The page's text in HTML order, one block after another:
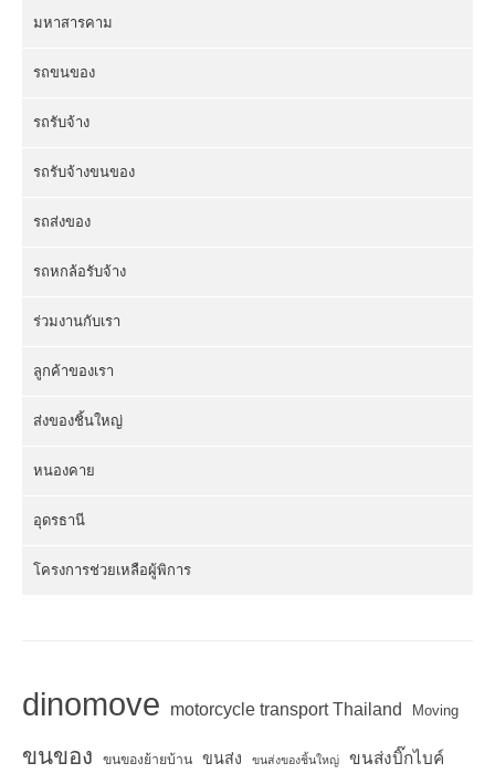
มหาสารคาม
รถขนของ
รถรับจ้าง
รถรับจ้างขนของ
รถส่งของ
รถหกล้อรับจ้าง
ร่วมงานกับเรา
ลูกค้าของเรา
ส่งของชิ้นใหญ่
หนองคาย
อุดรธานี
โครงการช่วยเหลือผู้พิการ
dinomove motorcycle transport Thailand Moving
ขนของ ขนของย้ายบ้าน ขนส่ง ขนส่งของชิ้นใหญ่ ขนส่งบิ๊กไบค์